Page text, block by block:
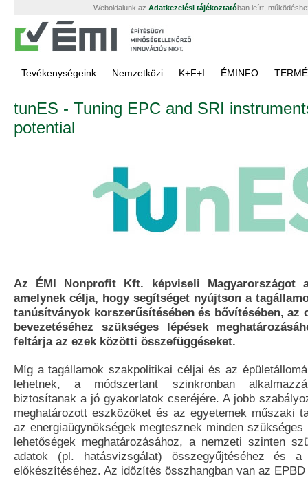
Weboldalunk az Adatkezelési tájékoztatóban leírt,
Tevékenységeink Nemzetközi K+F+I ÉMINFO
tunES - Tuning EPC and SRI
potential
Az ÉMI Nonprofit Kft. képviseli Magyarországot
amelynek célja, hogy segítséget nyújtson a
tanúsítványok korszerűsítésében és bővítésében, az
bevezetéséhez szükséges lépések
feltárja az ezek közötti összefüggéseket.
Míg a tagállamok szakpolitikai céljai és az
lehetnek, a módszertant szinkronban
biztosítanak a jó gyakorlatok cseréjére. A jobb
meghatározott eszközöket és az egyetemek műszaki
az energiaügynökségek megtesznek minden
lehetőségek meghatározásához, a nemzeti szinten
adatok (pl. hatásvizsgálat) összegyűjtéséhez és a
előkészítéséhez. Az időzítés összhangban van az